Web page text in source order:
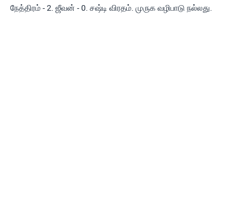
நேத்திரம் - 2. ஜீவன் - 0. சஷ்டி விரதம். முருக வழிபாடு நல்லது.